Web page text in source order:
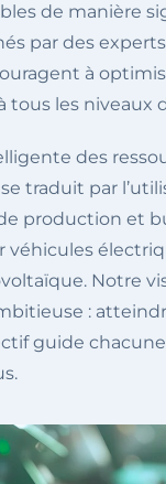
de manière
par des
à
les niveaux
des
traduit par
production et
véhicules
Notre
:
guide